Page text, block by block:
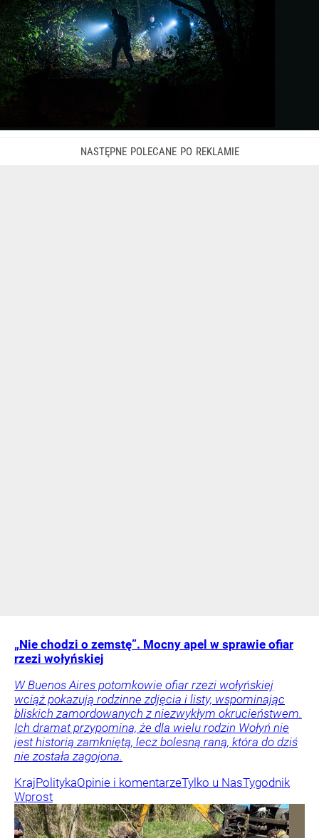
„Nie chodzi o zemstę”. Mocny apel w sprawie ofiar
rzezi wołyńskiej
W Buenos Aires potomkowie ofiar rzezi wołyńskiej
wciąż pokazują rodzinne zdjęcia i listy, wspominając
bliskich zamordowanych z niezwykłym okrucieństwem.
Ich dramat przypomina, że dla wielu rodzin Wołyń nie
jest historią zamkniętą, lecz bolesną raną, która do dziś
nie została zagojona.
KrajPolitykaOpinie i komentarzeTylko u NasTygodnik
Wprost